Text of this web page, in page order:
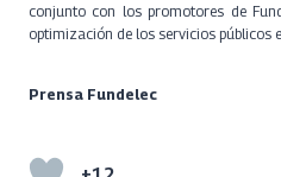
conjunto con los promotores de
optimización de los servicios públicos
Prensa Fundelec